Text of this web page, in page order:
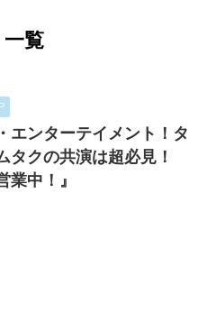
一覧
エンターテイメント！タ
タクの共演は超必見！
業中！』